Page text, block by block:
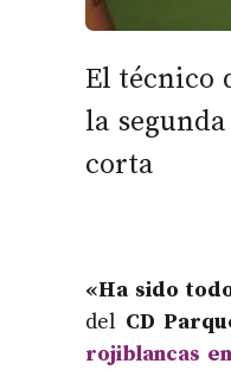
El técnico
la
corta
«Ha sido
del CD
rojiblancas